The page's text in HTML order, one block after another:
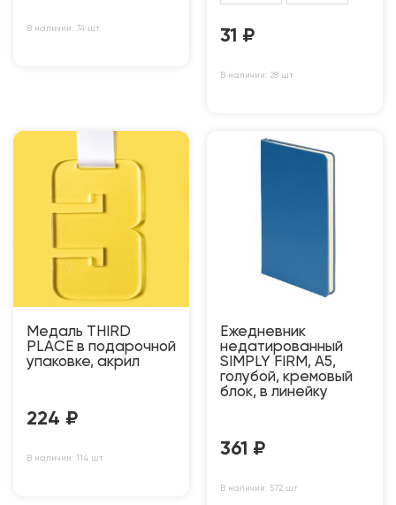
В наличии: 74 шт 31 ₽
В наличии: 28 шт
Медаль THIRD
PLACE в подарочной
упаковке, акрил
224 ₽
В наличии: 114 шт
Ежедневник
недатированный
SIMPLY FIRM, А5,
голубой, кремовый
блок, в линейку
361 ₽
В наличии: 572 шт